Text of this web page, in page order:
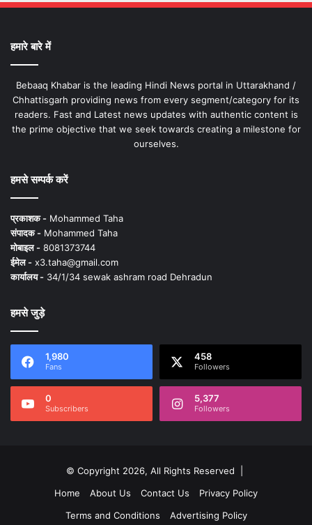
हमारे बारे में
Bebaaq Khabar is the leading Hindi News portal in Uttarakhand /
Chhattisgarh providing news from every segment/category for its
readers. Fast and Latest news updates with authentic content is
the prime objective that we seek towards creating a milestone for
ourselves.
हमसे सम्पर्क करें
प्रकाशक - Mohammed Taha
संपादक - Mohammed Taha
मोबाइल - 8081373744
ईमेल - x3.taha@gmail.com
कार्यालय - 34/1/34 sewak ashram road Dehradun
हमसे जुड़े
1,980
Fans
458
Followers
0
Subscribers
5,377
Followers
© Copyright 2026, All Rights Reserved |
Home
About Us Contact Us
Privacy Policy
Terms and Conditions
Advertising Policy